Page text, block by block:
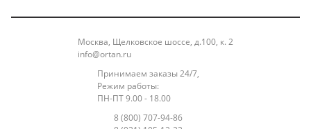
Ваши конфиденциальные данные (реквизиты
карты, регистрационные данные и др.)
поступают в интернет-магазин, их обработка
полностью защищена и никто, в том числе наш
интернет-магазин, не может получить
персональные и банковские данные клиента.
Москва, Щелковское шоссе, д.100, к. 2
info@ortan.ru
Принимаем заказы 24/7,
Режим работы:
ПН-ПТ 9.00 - 18.00
8 (800) 707-94-86